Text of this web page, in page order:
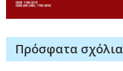
Πρόσφατα σχόλια